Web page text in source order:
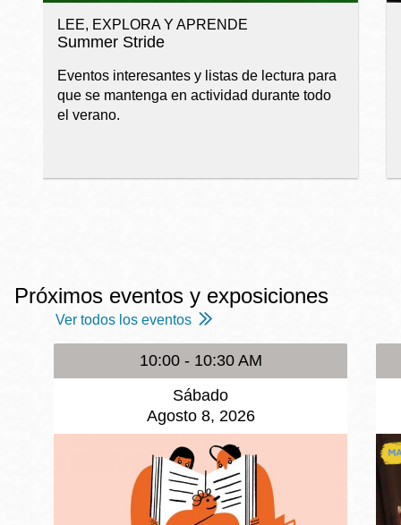
LEE, EXPLORA Y APRENDE
Summer Stride
Eventos interesantes y listas de lectura para
que se mantenga en actividad durante todo
el verano.
Próximos eventos y exposiciones
Ver todos los eventos
10:00 - 10:30 AM
Sábado
Agosto 8, 2026